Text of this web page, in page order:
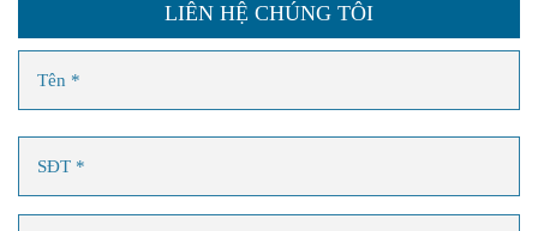
LIÊN HỆ CHÚNG TÔI